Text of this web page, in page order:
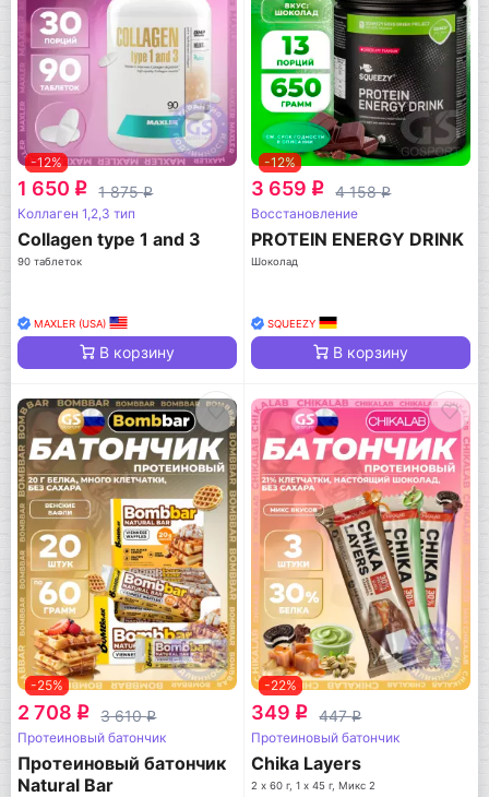
-12%
1 650 q 1 875q
Коллаген 1,2,3 тип
Collagen type 1 and 3
90 таблеток
MAXLER (USA)
В корзину
-12%
3 659 q 4 158q
Восстановление
PROTEIN ENERGY DRINK
Шоколад
SQUEEZY
В корзину
-25%
2 708 q 3 610q
Протеиновый батончик
Протеиновый батончик
Natural Bar
-22%
349 q 447q
Протеиновый батончик
Chika Layers
2 х 60 г, 1 х 45 г, Микс 2